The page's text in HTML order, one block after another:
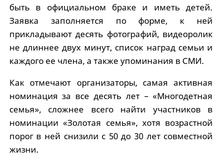
быть в официальном браке и иметь детей.
Заявка заполняется по форме, к ней
прикладывают десять фотографий, видеоролик
не длиннее двух минут, список наград семьи и
каждого ее члена, а также упоминания в СМИ.
Как отмечают организаторы, самая активная
номинация за все десять лет – «Многодетная
семья», сложнее всего найти участников в
номинации «Золотая семья», хотя возрастной
порог в ней снизили с 50 до 30 лет совместной
жизни.